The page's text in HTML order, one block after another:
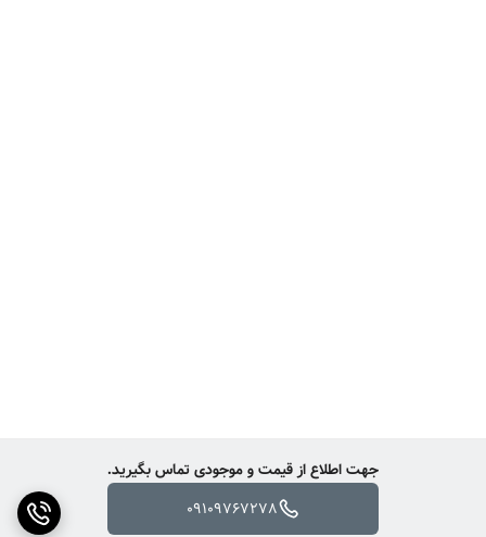
جهت اطلاع از قیمت و موجودی تماس بگیرید.
09109767278